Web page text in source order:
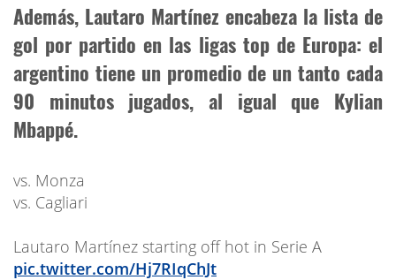
Además, Lautaro Martínez encabeza la lista de
gol por partido en las ligas top de Europa: el
argentino tiene un promedio de un tanto cada
90 minutos jugados, al igual que Kylian
Mbappé.
vs. Monza
vs. Cagliari
Lautaro Martínez starting off hot in Serie A
pic.twitter.com/Hj7RIqChJt